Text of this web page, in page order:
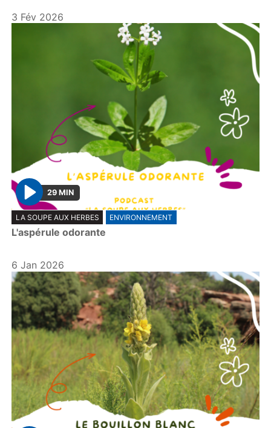
3 Fév 2026
P
l
a
29 MIN
LA SOUPE AUX HERBES ENVIRONNEMENT
L'aspérule odorante
6 Jan 2026